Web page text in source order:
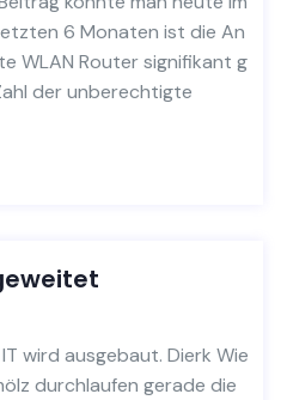
6 Monaten ist die An
WLAN Router signifikant g
der unberechtigte
wird ausgebaut. Dierk Wie
durchlaufen gerade die